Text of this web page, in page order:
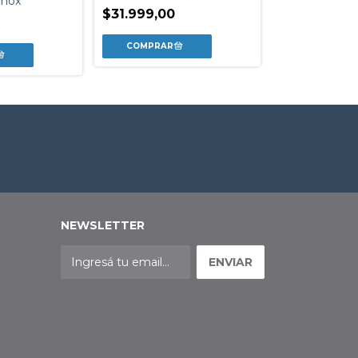
$31.999,00
NEWSLETTER